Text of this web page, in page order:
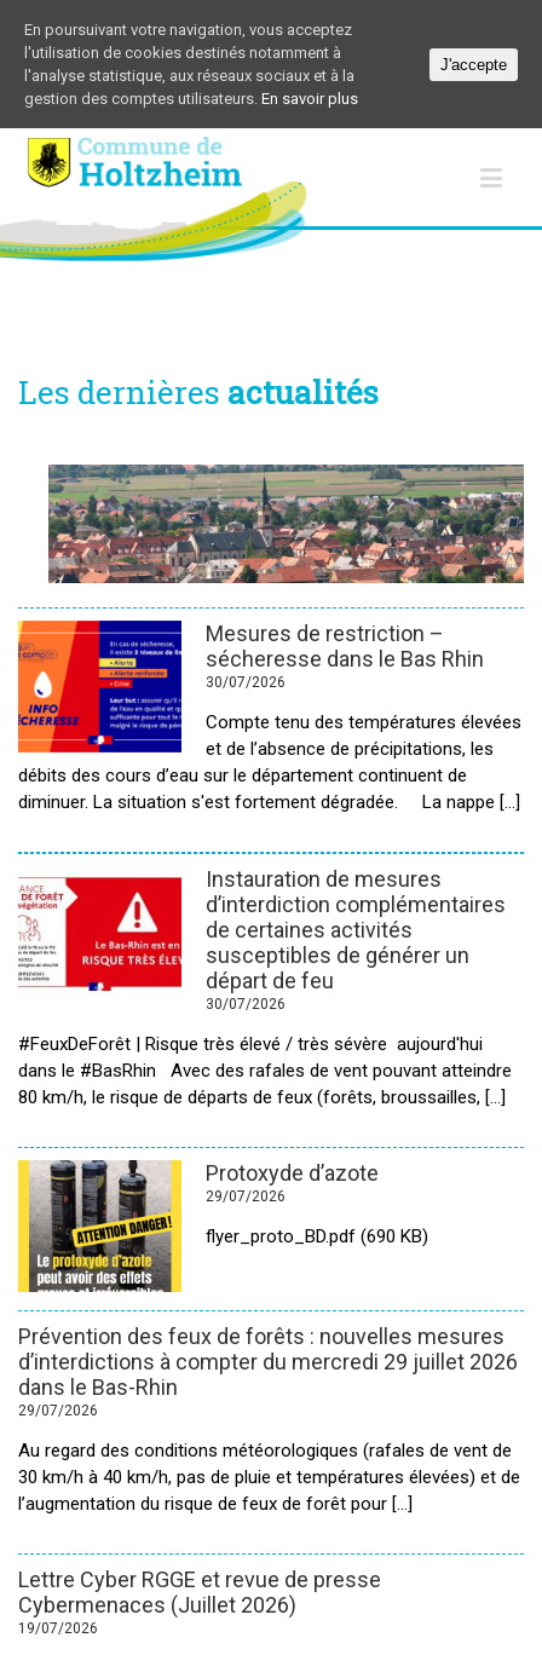
Les dernières actualités
Mesures de restriction –
sécheresse dans le Bas Rhin
30/07/2026
Compte tenu des températures élevées
et de l’absence de précipitations, les
débits des cours d’eau sur le département continuent de
diminuer. La situation s'est fortement dégradée. La nappe [...]
Instauration de mesures
d’interdiction complémentaires
de certaines activités
susceptibles de générer un
départ de feu
30/07/2026
#FeuxDeForêt | Risque très élevé / très sévère aujourd'hui
dans le #BasRhin Avec des rafales de vent pouvant atteindre
80 km/h, le risque de départs de feux (forêts, broussailles, [...]
Protoxyde d’azote
29/07/2026
flyer_proto_BD.pdf (690 KB)
Prévention des feux de forêts : nouvelles mesures
d’interdictions à compter du mercredi 29 juillet 2026
dans le Bas-Rhin
29/07/2026
Au regard des conditions météorologiques (rafales de vent de
30 km/h à 40 km/h, pas de pluie et températures élevées) et de
l’augmentation du risque de feux de forêt pour [...]
Lettre Cyber RGGE et revue de presse
Cybermenaces (Juillet 2026)
19/07/2026
En poursuivant votre navigation, vous acceptez
l'utilisation de cookies destinés notamment à
l'analyse statistique, aux réseaux sociaux et à la
gestion des comptes utilisateurs. En savoir plus
J'accepte